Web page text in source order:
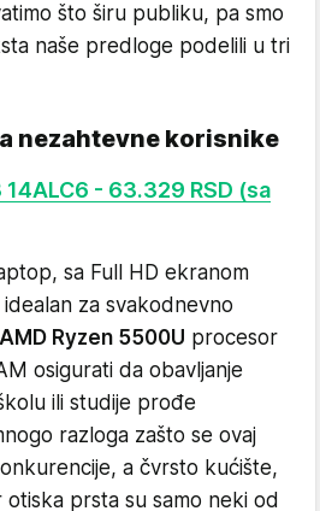
što širu publiku, pa smo
naše predloge podelili u tri
nezahtevne korisnike
14ALC6 - 63.329 RSD (sa
sa Full HD ekranom
za svakodnevno
AMD Ryzen 5500U procesor
osigurati da obavljanje
ili studije prođe
razloga zašto se ovaj
a čvrsto kućište,
otiska prsta su samo neki od